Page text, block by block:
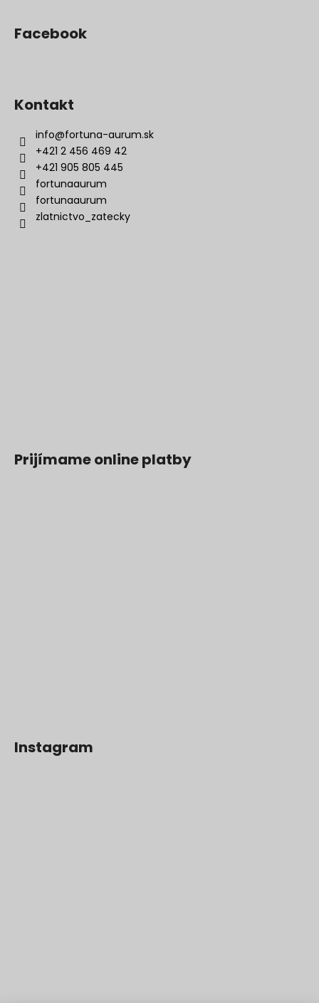
Facebook
Kontakt
info@fortuna-aurum.sk
+421 2 456 469 42
+421 905 805 445
fortunaaurum
fortunaaurum
zlatnictvo_zatecky
Prijímame online platby
Instagram